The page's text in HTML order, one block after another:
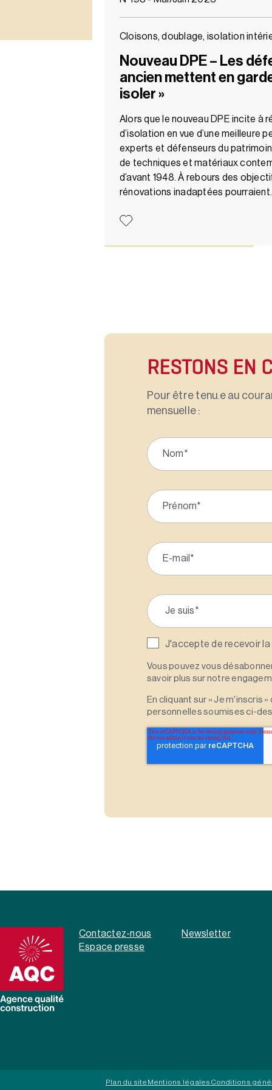
Cloisons, doublage, isolation
Nouveau DPE – Les
ancien mettent en
isoler »
Alors que le nouveau DPE incite à
d’isolation en vue d’une meilleure
experts et défenseurs du
de techniques et matériaux
d’avant 1948. À rebours des
rénovations inadaptées
RESTONS EN
Pour être tenu.e au
mensuelle :
J'accepte de recevoir
Vous pouvez vous
savoir plus sur notre
En cliquant sur « Je
personnelles soumises ci-
Contactez-nous
Newsletter
Espace presse
Plan du site Mentions légales Conditions